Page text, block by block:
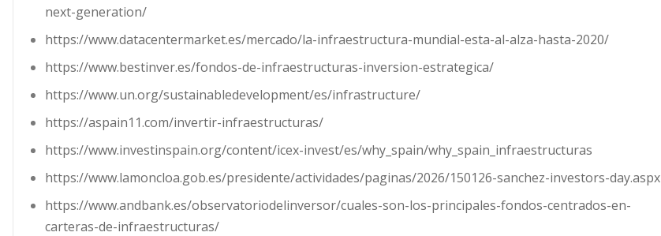
next-generation/
https://www.datacentermarket.es/mercado/la-infraestructura-mundial-esta-al-alza-hasta-2020/
https://www.bestinver.es/fondos-de-infraestructuras-inversion-estrategica/
https://www.un.org/sustainabledevelopment/es/infrastructure/
https://aspain11.com/invertir-infraestructuras/
https://www.investinspain.org/content/icex-invest/es/why_spain/why_spain_infraestructuras
https://www.lamoncloa.gob.es/presidente/actividades/paginas/2026/150126-sanchez-investors-day.aspx
https://www.andbank.es/observatoriodelinversor/cuales-son-los-principales-fondos-centrados-en-
carteras-de-infraestructuras/